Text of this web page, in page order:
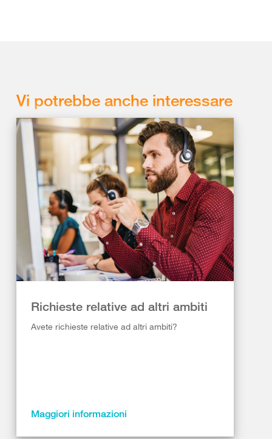
Vi potrebbe anche interessare
Richieste relative ad altri ambiti
Avete richieste relative ad altri ambiti?
Maggiori informazioni